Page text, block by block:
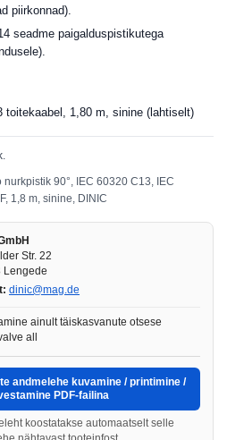
piirkonnad).
seadme paigalduspistikutega
toitekaabel, 1,80 m, sinine (lahtiselt)
90°, IEC 60320 C13, IEC
1,8 m, sinine, DINIC
Str. 22
Lengede
dinic@mag.de
ainult täiskasvanute otsese
all
andmelehe kuvamine / printimine /
PDF-failina
koostatakse automaatselt selle